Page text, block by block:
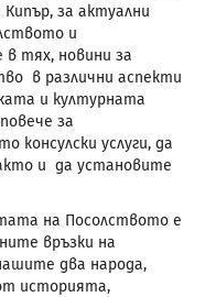
за актуални
и
тях, новини за
в различни аспекти
и културната
за
консулски услуги, да
и да установите
на Посолството е
връзки на
два народа,
историята,